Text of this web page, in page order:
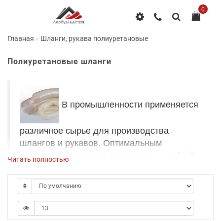
0
Главная Шланги, рукава полиуретановые
Полиуретановые шланги
В промышленности применяется
различное сырье для производства
шлангов и рукавов. Оптимальным
вариантом считается полиуретан – гибкий и
результате Вы получаетешланг
полиуретановый 100мм(армированный) –
надежный и долговечный инструмент,
способный продуктивно работать с
Читать полностью